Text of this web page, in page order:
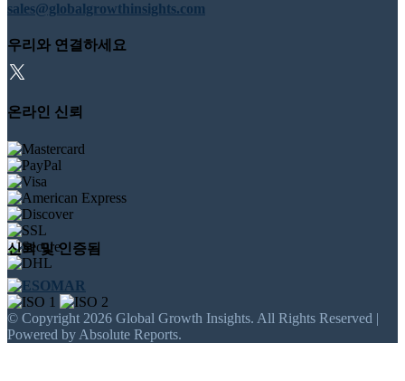
sales@globalgrowthinsights.com
우리와 연결하세요
온라인 신뢰
신뢰 및 인증됨
© Copyright 2026 Global Growth Insights. All Rights Reserved |
Powered by Absolute Reports.